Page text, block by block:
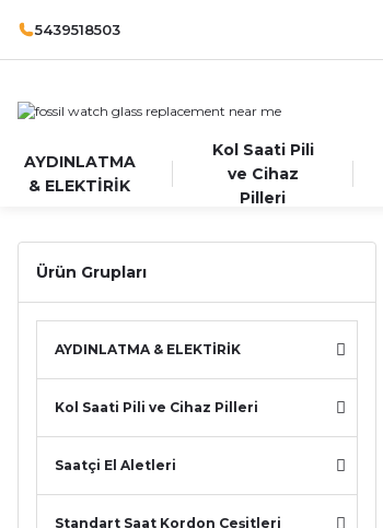
5439518503
AYDINLATMA
& ELEKTİRİK
Kol Saati Pili
ve Cihaz
Pilleri
Ürün Grupları
AYDINLATMA & ELEKTİRİK
Kol Saati Pili ve Cihaz Pilleri
Saatçi El Aletleri
Standart Saat Kordon Çeşitleri